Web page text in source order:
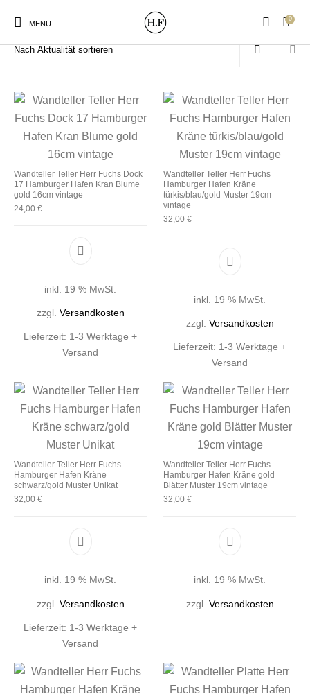
MENU
0
New Products On Sale! Wandteller Geschirrtücher
Gutscheine Magneten
Mützen / Beanies und
Patches
Start / Produkte verschlagwortet mit „Hamburger Hafen Kräne“
Wandteller Teller Herr Fuchs Dock
17 Hamburger Hafen Kran Blume
gold 16cm vintage
24,00 €
inkl. 19 % MwSt.
zzgl. Versandkosten
Lieferzeit: 1-3 Werktage +
Versand
Wandteller Teller Herr Fuchs
Hamburger Hafen Kräne
türkis/blau/gold Muster 19cm
vintage
32,00 €
inkl. 19 % MwSt.
zzgl. Versandkosten
Lieferzeit: 1-3 Werktage +
Versand
Wandteller Teller Herr Fuchs
Hamburger Hafen Kräne
schwarz/gold Muster Unikat
32,00 €
inkl. 19 % MwSt.
zzgl. Versandkosten
Lieferzeit: 1-3 Werktage +
Versand
Wandteller Teller Herr Fuchs
Hamburger Hafen Kräne gold
Blätter Muster 19cm vintage
32,00 €
inkl. 19 % MwSt.
zzgl. Versandkosten